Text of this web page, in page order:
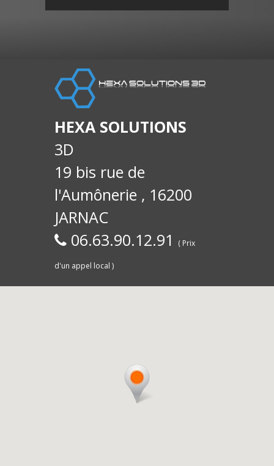
Commerce,
Saintes
HEXA SOLUTIONS
3D
19 bis rue de
l'Aumônerie , 16200
JARNAC
06.63.90.12.91
( Prix
d'un appel local )